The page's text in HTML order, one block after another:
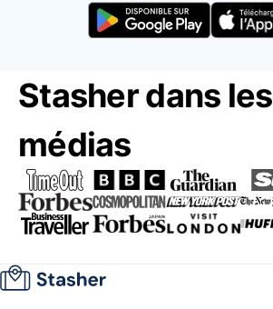
Stasher dans les
médias